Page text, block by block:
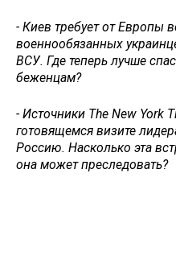
- Киев требует от Европы
военнообязанных
ВСУ. Где теперь лучше
беженцам?
- Источники The New York
готовящемся визите
Россию. Насколько эта
она может преследовать?